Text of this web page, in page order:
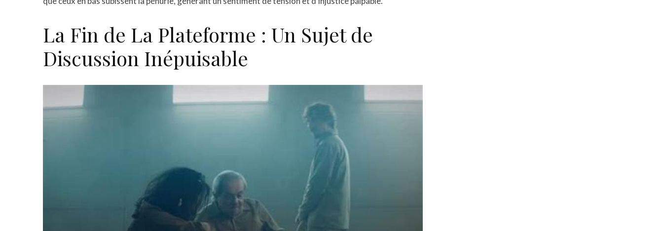
La Fin de La Plateforme : Un Sujet de
Discussion Inépuisable